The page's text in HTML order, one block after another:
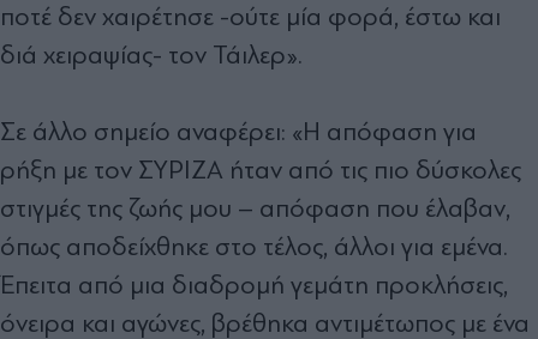
ποτέ δεν χαιρέτησε -ούτε μία φορά, έστω και
διά χειραψίας- τον Τάιλερ».
Σε άλλο σημείο αναφέρει: «Η απόφαση για
ρήξη με τον ΣΥΡΙΖΑ ήταν από τις πιο δύσκολες
στιγμές της ζωής μου – απόφαση που έλαβαν,
όπως αποδείχθηκε στο τέλος, άλλοι για εμένα.
Έπειτα από μια διαδρομή γεμάτη προκλήσεις,
όνειρα και αγώνες, βρέθηκα αντιμέτωπος με ένα